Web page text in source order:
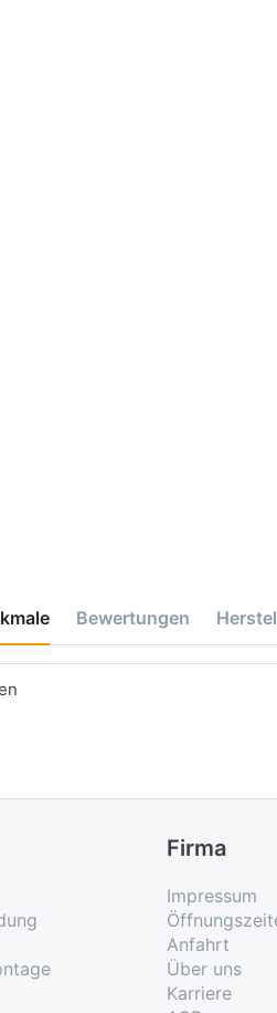
Bewertungen
Firma
Impressum
Anfahrt
Über uns
Karriere